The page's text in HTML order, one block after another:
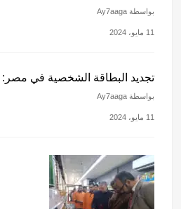
بواسطة Ay7aaga
11 مايو، 2024
تجديد البطاقة الشخصية في مصر:
بواسطة Ay7aaga
11 مايو، 2024